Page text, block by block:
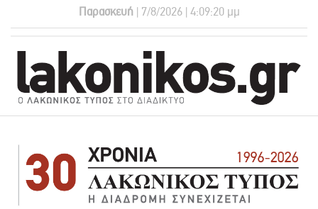
Παρασκευή | 7/8/2026 | 4:09:21 μμ